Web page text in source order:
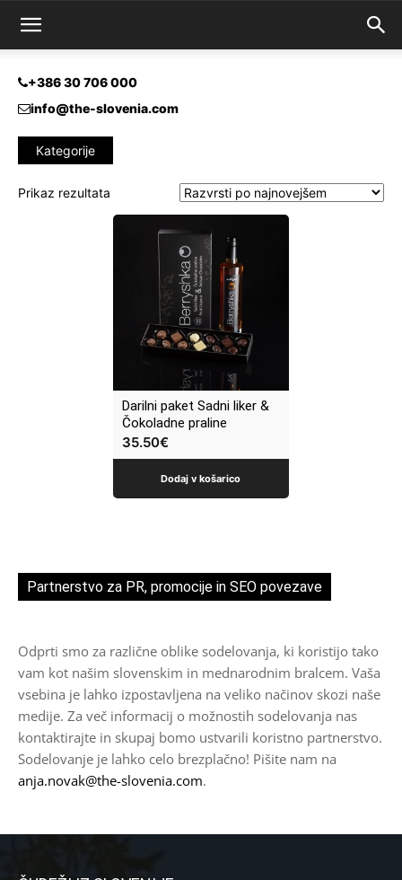
+386 30 706 000
info@the-slovenia.com
Kategorije
Prikaz rezultata
Darilni paket Sadni liker &
Čokoladne praline
35.50€
Dodaj v košarico
Partnerstvo za PR, promocije in SEO povezave
Odprti smo za različne oblike sodelovanja, ki koristijo tako
vam kot našim slovenskim in mednarodnim bralcem. Vaša
vsebina je lahko izpostavljena na veliko načinov skozi naše
medije. Za več informacij o možnostih sodelovanja nas
kontaktirajte in skupaj bomo ustvarili koristno partnerstvo.
Sodelovanje je lahko celo brezplačno! Pišite nam na
anja.novak@the-slovenia.com.